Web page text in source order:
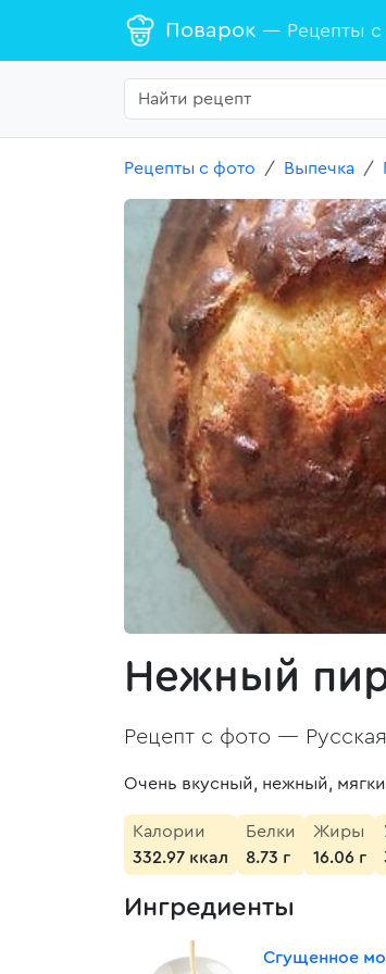
Поварок — Рецепты с
Рецепты с фото Выпечка
Нежный
Рецепт с фото —
Очень вкусный, нежный,
Калории
332.97 ккал
Белки
8.73 г
Жиры
16.06 г
Ингредиенты
Сгущенное